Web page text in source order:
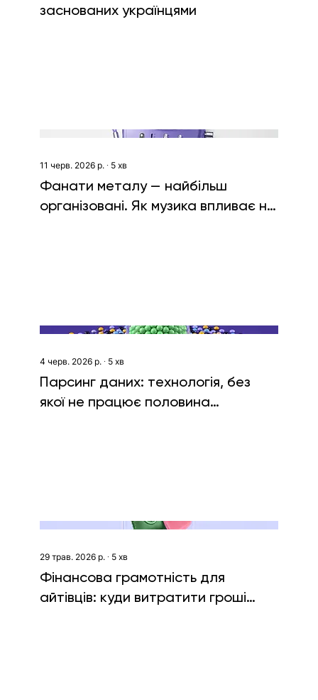
заснованих українцями
11 черв. 2026 р.∙ 5 хв
Фанати металу — найбільш
організовані. Як музика впливає на
4 черв. 2026 р. ∙ 5 хв
Парсинг даних: технологія, без
якої не працює половина
29 трав. 2026 р.∙ 5 хв
Фінансова грамотність для
айтівців: куди витратити гроші